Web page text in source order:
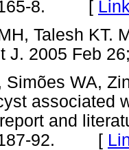
8. [
Talesh KT.
J. 2005
Simões WA,
associated
and
92. [